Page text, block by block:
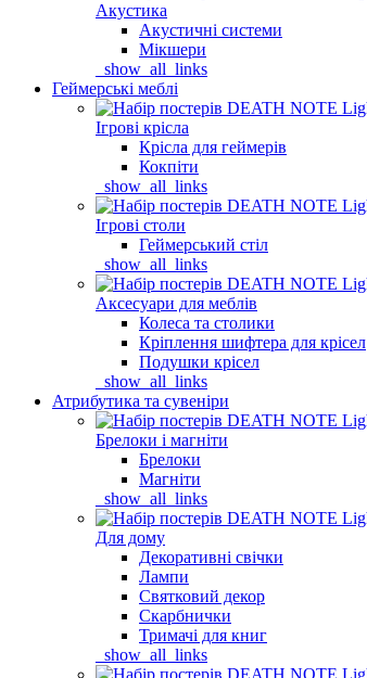
Акустика
Акустичні системи
Мікшери
_show_all_links
Геймерські меблі
Ігрові крісла
Крісла для геймерів
Кокпіти
_show_all_links
Ігрові столи
Геймерський стіл
_show_all_links
Аксесуари для меблів
Колеса та столики
Кріплення шифтера для крісел
Подушки крісел
_show_all_links
Атрибутика та сувеніри
Брелоки і магніти
Брелоки
Магніти
_show_all_links
Для дому
Декоративні свічки
Лампи
Святковий декор
Скарбнички
Тримачі для книг
_show_all_links